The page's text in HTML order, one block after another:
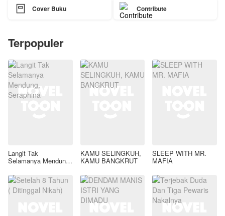
 Cover Buku Contribute
Terpopuler
Langit Tak
Selamanya Mendung,
KAMU SELINGKUH,
KAMU BANGKRUT
SLEEP WITH MR.
MAFIA